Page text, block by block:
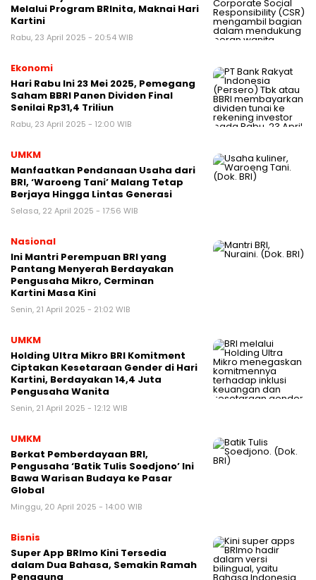
Melalui Program BRInita, Maknai Hari
Kartini
Rabu, 23 April 2025 - 20:54 WIB
Ekonomi
Hari Rabu Ini 23 Mei 2025, Pemegang
Saham BBRI Panen Dividen Final
Senilai Rp31,4 Triliun
Rabu, 23 April 2025 - 12:00 WIB
UMKM
Manfaatkan Pendanaan Usaha dari
BRI, ‘Waroeng Tani’ Malang Tetap
Berjaya Hingga Lintas Generasi
Selasa, 22 April 2025 - 17:56 WIB
Nasional
Ini Mantri Perempuan BRI yang
Pantang Menyerah Berdayakan
Pengusaha Mikro, Cerminan
Kartini Masa Kini
Senin, 21 April 2025 - 21:02 WIB
UMKM
Holding Ultra Mikro BRI Komitment
Ciptakan Kesetaraan Gender di Hari
Kartini, Berdayakan 14,4 Juta
Pengusaha Wanita
Senin, 21 April 2025 - 12:12 WIB
UMKM
Berkat Pemberdayaan BRI,
Pengusaha ‘Batik Tulis Soedjono’ Ini
Bawa Warisan Budaya ke Pasar
Global
Minggu, 20 April 2025 - 14:00 WIB
Bisnis
Super App BRImo Kini Tersedia
dalam Dua Bahasa, Semakin Ramah
Pengguna